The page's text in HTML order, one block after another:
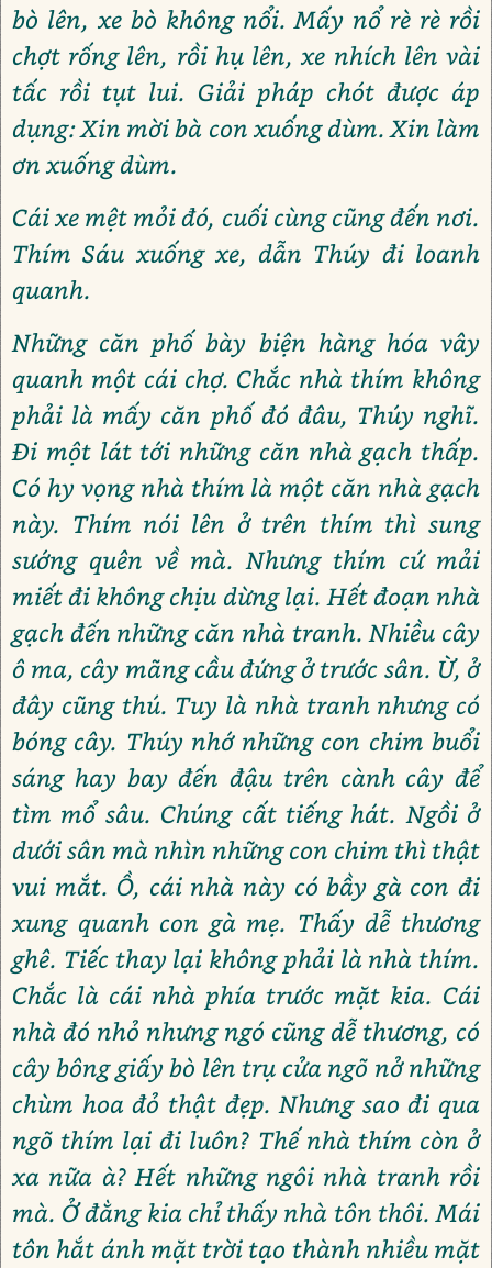
bò lên, xe bò không nổi. Mấy nổ rè rè rồi
chợt rống lên, rồi hụ lên, xe nhích lên vài
tấc rồi tụt lui. Giải pháp chót được áp
dụng: Xin mời bà con xuống dùm. Xin làm
ơn xuống dùm.
Cái xe mệt mỏi đó, cuối cùng cũng đến nơi.
Thím Sáu xuống xe, dẫn Thúy đi loanh
quanh.
Những căn phố bày biện hàng hóa vây
quanh một cái chợ. Chắc nhà thím không
phải là mấy căn phố đó đâu, Thúy nghĩ.
Đi một lát tới những căn nhà gạch thấp.
Có hy vọng nhà thím là một căn nhà gạch
này. Thím nói lên ở trên thím thì sung
sướng quên về mà. Nhưng thím cứ mải
miết đi không chịu dừng lại. Hết đoạn nhà
gạch đến những căn nhà tranh. Nhiều cây
ô ma, cây mãng cầu đứng ở trước sân. Ừ, ở
đây cũng thú. Tuy là nhà tranh nhưng có
bóng cây. Thúy nhớ những con chim buổi
sáng hay bay đến đậu trên cành cây để
tìm mổ sâu. Chúng cất tiếng hát. Ngồi ở
dưới sân mà nhìn những con chim thì thật
vui mắt. Ồ, cái nhà này có bầy gà con đi
xung quanh con gà mẹ. Thấy dễ thương
ghê. Tiếc thay lại không phải là nhà thím.
Chắc là cái nhà phía trước mặt kia. Cái
nhà đó nhỏ nhưng ngó cũng dễ thương, có
cây bông giấy bò lên trụ cửa ngõ nở những
chùm hoa đỏ thật đẹp. Nhưng sao đi qua
ngõ thím lại đi luôn? Thế nhà thím còn ở
xa nữa à? Hết những ngôi nhà tranh rồi
mà. Ở đằng kia chỉ thấy nhà tôn thôi. Mái
tôn hắt ánh mặt trời tạo thành nhiều mặt